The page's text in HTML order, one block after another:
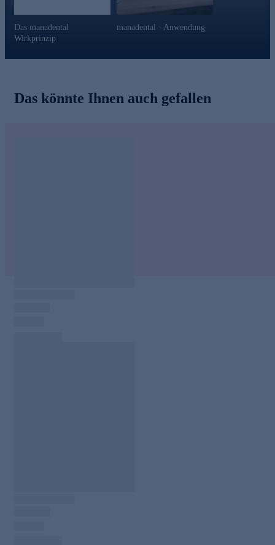
Das manadental
Wirkprinzip
manadental - Anwendung
Das könnte Ihnen auch gefallen